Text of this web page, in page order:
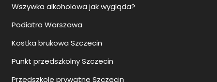
Wszywka alkoholowa jak wygląda?
Podiatra Warszawa
Kostka brukowa Szczecin
Punkt przedszkolny Szczecin
Przedszkole prywatne Szczecin